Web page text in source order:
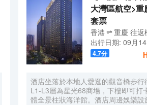
大灣區航空>
套票
香港 重慶 往返
出行日期: 09月
4.7分
酒店坐落於本地人愛逛的觀音橋步
L1-L3層為星光68商場，下樓即可打
體全景柱狀海洋館。酒店周邊娛樂設